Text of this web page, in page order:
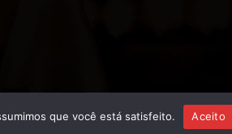
porque você está satisfeito. Aceito